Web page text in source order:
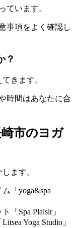
ています。
事項をよく確認し
？
きます。
時間はあなたに合
市のヨガ
ます。
「yoga&spa
「Spa Plaisir」
Yoga Studio」